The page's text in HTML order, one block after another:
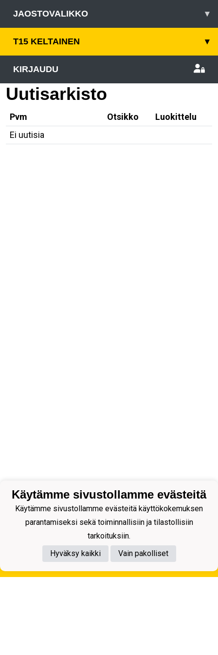
JAOSTOVALIKKO ▾
T15 KELTAINEN ▾
KIRJAUDU
Uutisarkisto
Pvm Otsikko
Luokittelu
Ei uutisia
Tietosuojaseloste
Käytämme sivustollamme evästeitä
Käytämme sivustollamme evästeitä käyttökokemuksen
parantamiseksi sekä toiminnallisiin ja tilastollisiin
tarkoituksiin.
Hyväksy kaikki
Vain pakolliset